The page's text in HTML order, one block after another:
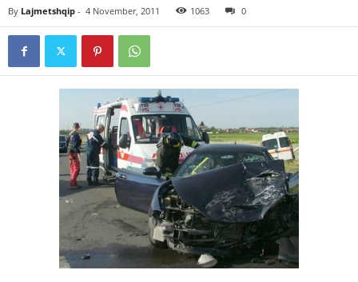
By Lajmetshqip - 4 November, 2011 1063 0